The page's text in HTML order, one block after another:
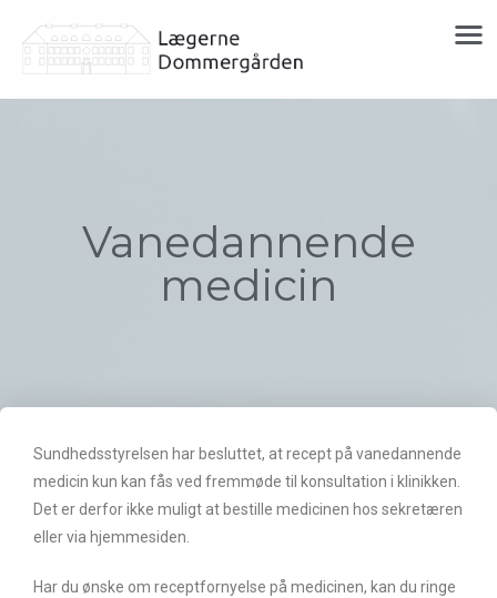
Vanedannende
medicin
Sundhedsstyrelsen har besluttet, at recept på vanedannende
medicin kun kan fås ved fremmøde til konsultation i klinikken.
Det er derfor ikke muligt at bestille medicinen hos sekretæren
eller via hjemmesiden.
Har du ønske om receptfornyelse på medicinen, kan du ringe